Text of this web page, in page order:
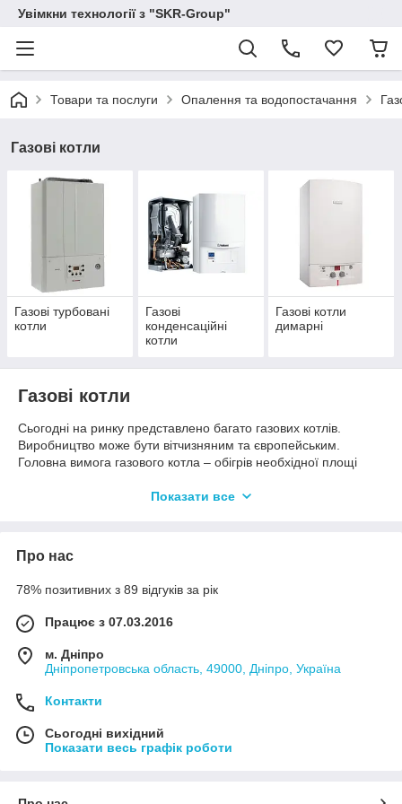
Увімкни технології з "SKR-Group"
Товари та послуги Опалення та водопостачання
Газові котли
Газові турбовані
котли
Газові
конденсаційні
котли
Газові котли
димарні
Газові котли
Сьогодні на ринку представлено багато газових котлів.
Виробництво може бути вітчизняним та європейським.
Головна вимога газового котла – обігрів необхідної площі
За способом відводів продуктів згоряння газові котли
вимог забороняють порушувати архітектурний фасад. Тому є
відрізняються від конденсаційних.
Димохідні газові котли
У нас на сайті ви можете знайти опалювальне обладнання
вітчизняного та європейського виробництва. Європейські
котли відрізняються ощадливою витратою природного газу.
Група безпеки та комплектуючі йдуть преміум якості. Але й
цінова категорія димарів йде преміум. Димарі вітчизняні
котли відрізняються простою комплектацією і способом
установки. Вони мають значно більші розміри, споживання
надмірностей.
Показати все
Про нас
78% позитивних з 89 відгуків за рік
Працює з 07.03.2016
м. Дніпро
Дніпропетровська область, 49000, Дніпро, Україна
Контакти
Сьогодні вихідний
Показати весь графік роботи